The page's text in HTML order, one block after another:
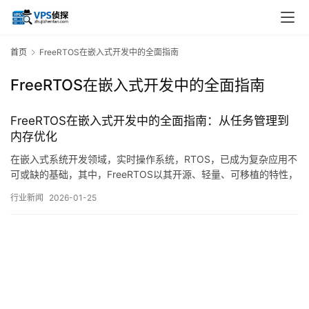
首页 FreeRTOS在嵌入式开发中的全面指南
FreeRTOS在嵌入式开发中的全面指南
FreeRTOS在嵌入式开发中的全面指南：从任务管理到
内存优化
在嵌入式系统开发领域，实时操作系统，RTOS，已成为复杂应用不
可或缺的基础，其中，FreeRTOS以其开源、轻量、可移植的特性，
在从实际工程角度出发，系统性地探讨FreeRTOS的核心机制与应用
行业新闻 2026-01-25